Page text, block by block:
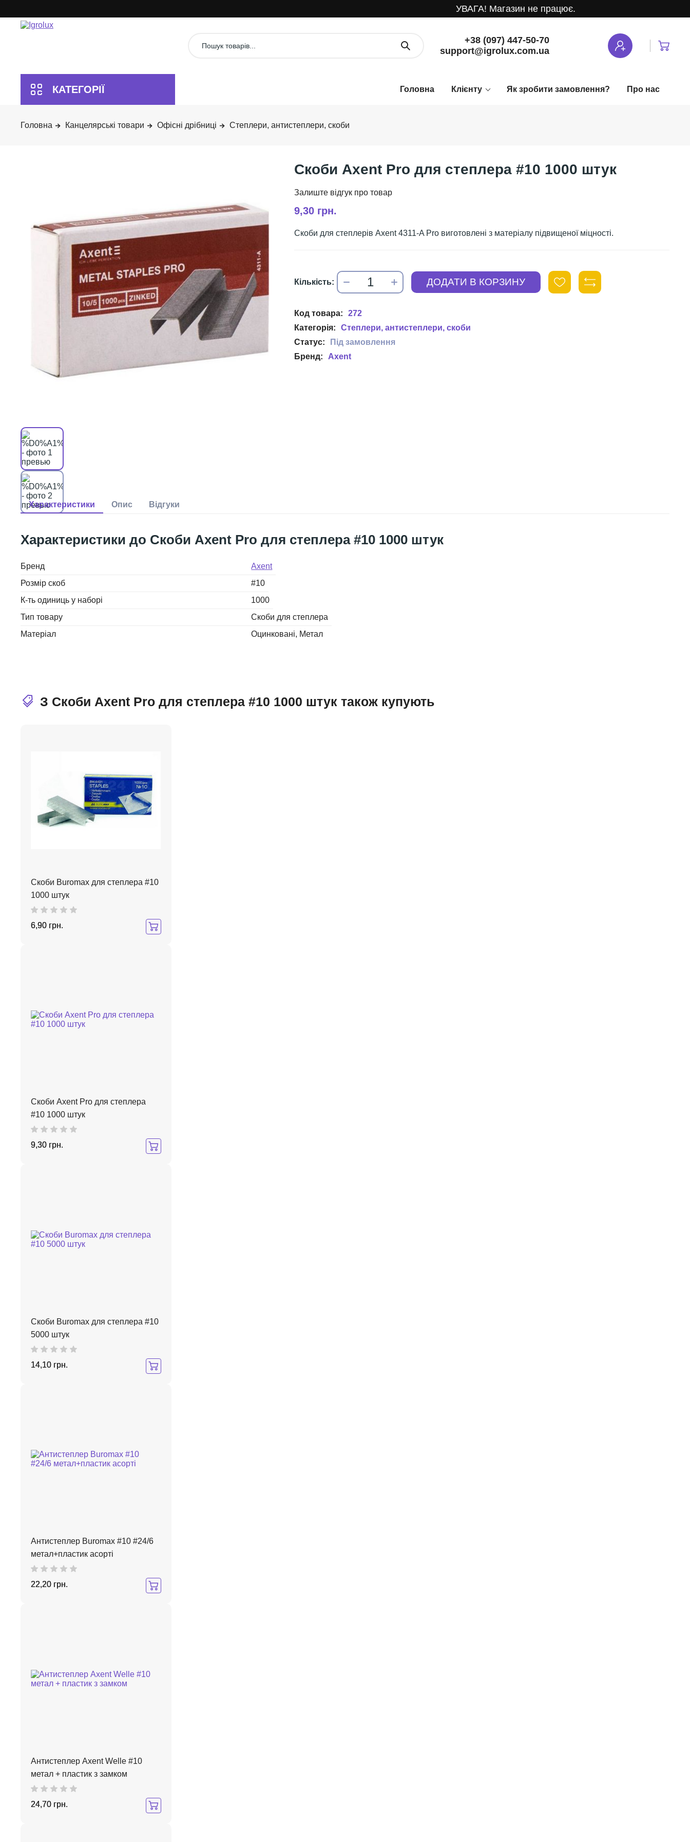
УВАГА! Магазин не працює.
+38 (097) 447-50-70
support@igrolux.com.ua
Клієнту Як зробити замовлення? Про нас
Канцелярські товари Офісні дрібниці Степлери, антистеплери, скоби
Скоби Axent Pro для степлера #10 1000 штук
9,30 грн.
Скоби для степлерів Axent 4311-A Pro виготовлені з матеріалу підвищеної міцності.
272
Степлери, антистеплери, скоби
Axent
Скоби Axent Pro для степлера #10 1000 штук
Бренд
Axent
Розмір скоб
#10
К-ть одиниць у наборі
1000
Тип товару
Скоби для степлера
Матеріал
Оцинковані Метал
З Скоби Axent Pro для степлера #10 1000 штук також купують
Скоби Buromax для степлера #10
1000 штук
6,90 грн.
Скоби Axent Pro для степлера
#10 1000 штук
9,30 грн.
Скоби Buromax для степлера #10
5000 штук
14,10 грн.
Антистеплер Buromax #10 #24/6
метал+пластик асорті
22,20 грн.
Антистеплер Axent Welle #10
метал + пластик з замком
24,70 грн.